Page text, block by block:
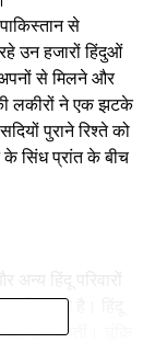
से
उन हजारों हिंदुओं
से मिलने और
लकीरों ने एक झटके
पुराने रिश्ते को
सिंध प्रांत के बीच
का है। हिंदू
हो सकतीं। चूंकि